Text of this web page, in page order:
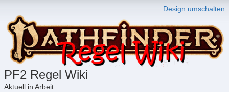
Design umschalten
PF2 Regel Wiki
Aktuell in Arbeit: